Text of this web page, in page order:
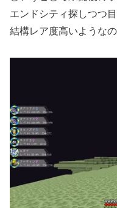
エンドシティ探しつつ
結構レア度高いような